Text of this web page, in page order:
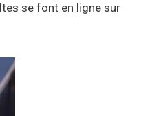
se font en ligne sur